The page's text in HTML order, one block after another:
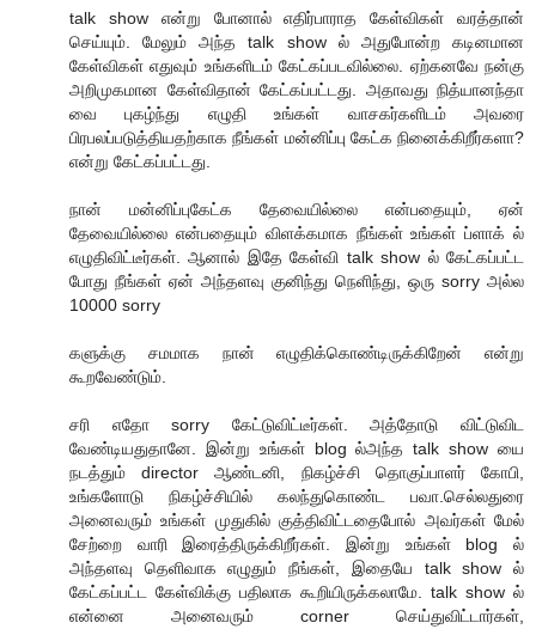
talk show என்று போனால் எதிர்பாராத கேள்விகள் வரத்தான்
செய்யும். மேலும் அந்த talk show ல் அதுபோன்ற கடினமான
கேள்விகள் எதுவும் உங்களிடம் கேட்கப்படவில்லை. ஏற்கனவே நன்கு
அறிமுகமான கேள்விதான் கேட்கப்பட்டது. அதாவது நித்யானந்தா
வை புகழ்ந்து எழுதி உங்கள் வாசகர்களிடம் அவரை
பிரபலப்படுத்தியதற்காக நீங்கள் மன்னிப்பு கேட்க நினைக்கிறீர்களா?
என்று கேட்கப்பட்டது.
நான் மன்னிப்புகேட்க தேவையில்லை என்பதையும், ஏன்
தேவையில்லை என்பதையும் விளக்கமாக நீங்கள் உங்கள் ப்ளாக் ல்
எழுதிவிட்டீர்கள். ஆனால் இதே கேள்வி talk show ல் கேட்கப்பட்ட
போது நீங்கள் ஏன் அந்தளவு குனிந்து நெளிந்து, ஒரு sorry அல்ல
10000 sorry
களுக்கு சமமாக நான் எழுதிக்கொண்டிருக்கிறேன் என்று
கூறவேண்டும்.
சரி எதோ sorry கேட்டுவிட்டீர்கள். அத்தோடு விட்டுவிட
வேண்டியதுதானே. இன்று உங்கள் blog ல்அந்த talk show யை
நடத்தும் director ஆண்டனி, நிகழ்ச்சி தொகுப்பாளர் கோபி,
உங்களோடு நிகழ்ச்சியில் கலந்துகொண்ட பவா.செல்லதுரை
அனைவரும் உங்கள் முதுகில் குத்திவிட்டதைபோல் அவர்கள் மேல்
சேற்றை வாரி இரைத்திருக்கிறீர்கள். இன்று உங்கள் blog ல்
அந்தளவு தெளிவாக எழுதும் நீங்கள், இதையே talk show ல்
கேட்கப்பட்ட கேள்விக்கு பதிலாக கூறியிருக்கலாமே. talk show ல்
என்னை அனைவரும் corner செய்துவிட்டார்கள்,